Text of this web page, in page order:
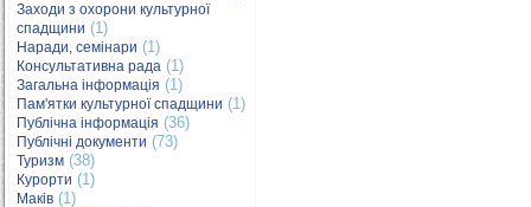
Заходи з охорони культурної
спадщини (1)
Наради, семінари (1)
Консультативна рада (1)
Загальна інформація (1)
Пам'ятки культурної спадщини (1)
Публічна інформація (36)
Публічні документи (73)
Туризм (38)
Курорти (1)
Маків (1)